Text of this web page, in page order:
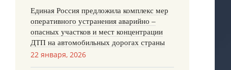
Единая Россия предложила комплекс мер
оперативного устранения аварийно –
опасных участков и мест концентрации
ДТП на автомобильных дорогах страны
22 января, 2026